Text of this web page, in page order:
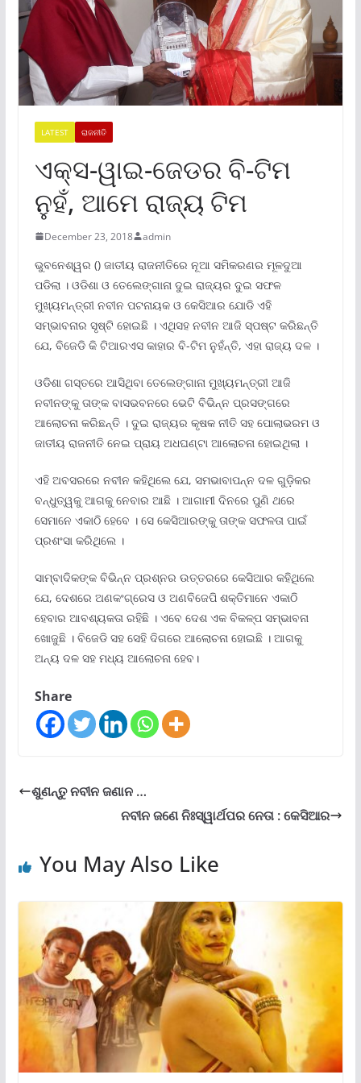
LATEST ରାଜନୀତି
ଏକ୍ସ-ୱାଇ-ଜେଡର ବି-ଟିମ
ନୁହଁ, ଆମେ ରାଜ୍ୟ ଟିମ
December 23, 2018 admin
ଭୁବନେଶ୍ୱର () ଜାତୀୟ ରାଜନୀତିରେ ନୂଆ ସମିକରଣର ମୂଳଦୁଆ
ପଡିଲା । ଓଡିଶା ଓ ତେଲେଙ୍ଗାନା ଦୁଇ ରାଜ୍ୟର ଦୁଇ ସଫଳ
ମୁଖ୍ୟମନ୍ତ୍ରୀ ନବୀନ ପଟନାୟକ ଓ କେସିଆର ଯୋଡି ଏହି
ସମ୍ଭାବନାର ସୃଷ୍ଟି ହୋଇଛି । ଏଥିସହ ନବୀନ ଆଜି ସ୍ପଷ୍ଟ କରିଛନ୍ତି
ଯେ, ବିଜେଡି କି ଟିଆରଏସ କାହାର ବି-ଟିମ ନୁହଁନ୍ତି, ଏହା ରାଜ୍ୟ ଦଳ ।
ଓଡିଶା ଗସ୍ତରେ ଆସିଥିବା ତେଲେଙ୍ଗାନା ମୁଖ୍ୟମନ୍ତ୍ରୀ ଆଜି
ନବୀନଙ୍କୁ ତାଙ୍କ ବାସଭବନରେ ଭେଟି ବିଭିନ୍ନ ପ୍ରସଙ୍ଗରେ
ଆଲୋଚନା କରିଛନ୍ତି । ଦୁଇ ରାଜ୍ୟର କୃଷକ ନୀତି ସହ ପୋଲାଭରମ ଓ
ଜାତୀୟ ରାଜନୀତି ନେଇ ପ୍ରାୟ ଅଧଘଣ୍ଟା ଆଲୋଚନା ହୋଇଥିଲା ।
ଏହି ଅବସରରେ ନବୀନ କହିଥିଲେ ଯେ, ସମଭାବାପନ୍ନ ଦଳ ଗୁଡ଼ିକର
ବନ୍ଧୁତ୍ୱକୁ ଆଗକୁ ନେବାର ଆଛି । ଆଗାମୀ ଦିନରେ ପୁଣି ଥରେ
ସେମାନେ ଏକାଠି ହେବେ । ସେ କେସିଆରଙ୍କୁ ତାଙ୍କ ସଫଳତା ପାଇଁ
ପ୍ରଶଂସା କରିଥିଲେ ।
ସାମ୍ବାଦିକଙ୍କ ବିଭିନ୍ନ ପ୍ରଶ୍ନର ଉତ୍ତରରେ କେସିଆର କହିଥିଲେ
ଯେ, ଦେଶରେ ଅଣକଂଗ୍ରେସ ଓ ଅଣବିଜେପି ଶକ୍ତିମାନେ ଏକାଠି
ହେବାର ଆବଶ୍ୟକତା ରହିଛି । ଏବେ ଦେଶ ଏକ ବିକଳ୍ପ ସମ୍ଭାବନା
ଖୋଜୁଛି । ବିଜେଡି ସହ ସେହି ଦିଗରେ ଆଲୋଚନା ହୋଇଛି । ଆଗକୁ
ଅନ୍ୟ ଦଳ ସହ ମଧ୍ୟ ଆଲୋଚନା ହେବ।
Share
ଶୁଣନ୍ତୁ ନବୀନ ଜଣାନ …
ନବୀନ ଜଣେ ନିଃସ୍ୱାର୍ଥପର ନେତା : କେସିଆର
You May Also Like